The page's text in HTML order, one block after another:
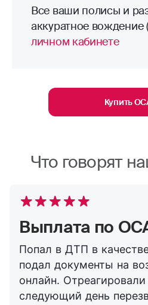
Все ваши полисы и
аккуратное
личном кабинете
Купить
Что говорят
Выплата по
Попал в ДТП в
подал документы на
онлайн.
следующий день